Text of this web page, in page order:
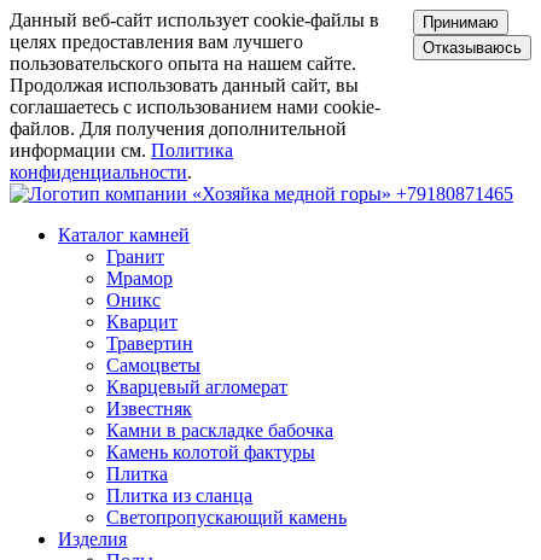
Данный веб-сайт использует cookie-файлы в
целях предоставления вам лучшего
пользовательского опыта на нашем сайте.
Продолжая использовать данный сайт, вы
соглашаетесь с использованием нами cookie-
файлов. Для получения дополнительной
информации см. Политика
конфиденциальности.
Принимаю
Отказываюсь
+79180871465
Каталог камней
Гранит
Мрамор
Оникс
Кварцит
Травертин
Самоцветы
Кварцевый агломерат
Известняк
Камни в раскладке бабочка
Камень колотой фактуры
Плитка
Плитка из сланца
Светопропускающий камень
Изделия